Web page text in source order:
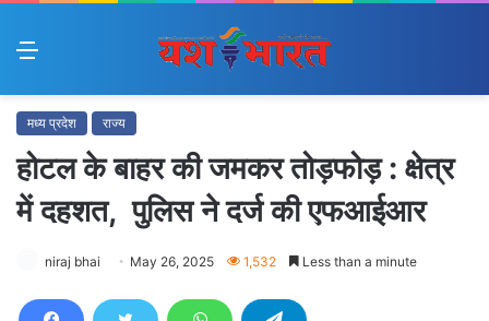
Menu
मध्य प्रदेश राज्य
होटल के बाहर की जमकर तोड़फोड़ : क्षेत्र
में दहशत, पुलिस ने दर्ज की एफआईआर
niraj bhai May 26, 2025 1,532 Less than a minute